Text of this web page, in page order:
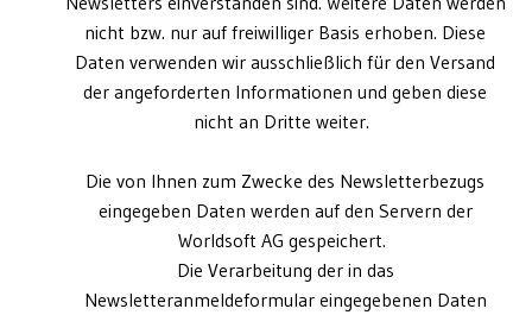
nicht bzw. nur auf freiwilliger Basis erhoben. Diese
Daten verwenden wir ausschließlich für den Versand
der angeforderten Informationen und geben diese
nicht an Dritte weiter.
Die von Ihnen zum Zwecke des Newsletterbezugs
eingegeben Daten werden auf den Servern der
Worldsoft AG gespeichert.
Die Verarbeitung der in das
Newsletteranmeldeformular eingegebenen Daten